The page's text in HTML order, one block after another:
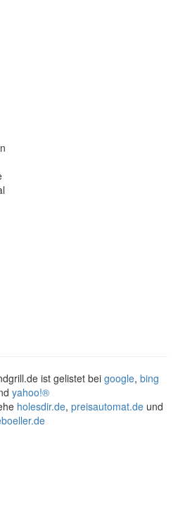
ist gelistet bei google, bing
yahoo!®
holesdir.de, preisautomat.deund